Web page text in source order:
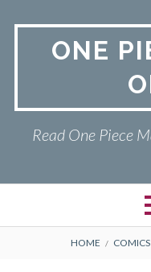
ONE
Read One Piece
Primary
ONE PIECEHOME COMICS